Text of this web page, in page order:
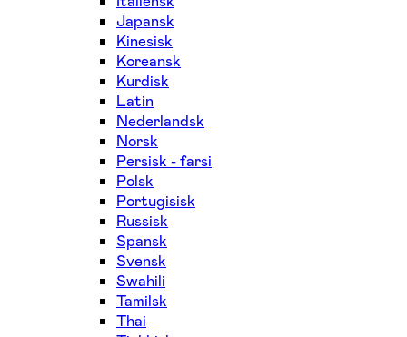
Japansk
Kinesisk
Koreansk
Kurdisk
Latin
Nederlandsk
Norsk
Persisk - farsi
Polsk
Portugisisk
Russisk
Spansk
Svensk
Swahili
Tamilsk
Thai